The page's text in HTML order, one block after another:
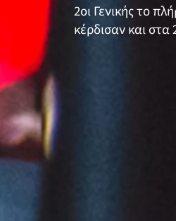
2οι Γενικής το
κέρδισαν και